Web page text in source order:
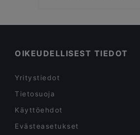
OIKEUDELLISEST TIEDOT
Yritystiedot
Tietosuoja
Käyttöehdot
Evästeasetukset